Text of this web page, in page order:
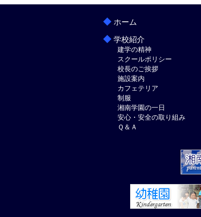
◆ ホーム
◆ 学校紹介
建学の精神
スクールポリシー
校長のご挨拶
施設案内
カフェテリア
制服
湘南学園の一日
安心・安全の取り組み
Ｑ＆Ａ